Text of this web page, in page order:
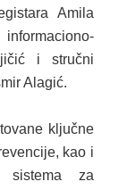
Amila
i stručni
Alagić.
ključne
kao i
sistema za